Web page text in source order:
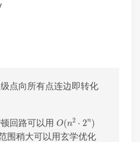
点向所有点连边即转化
回路可以用O(n2 ⋅ 2n)
O( 2 2n)
围稍大可以用玄学优化